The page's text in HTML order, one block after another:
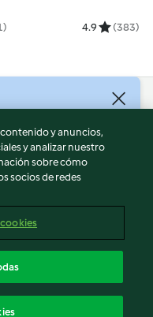
4.9 (383)
y anuncios,
y analizar nuestro
sobre cómo
socios de redes